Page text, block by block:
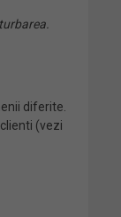
diferite.
(vezi